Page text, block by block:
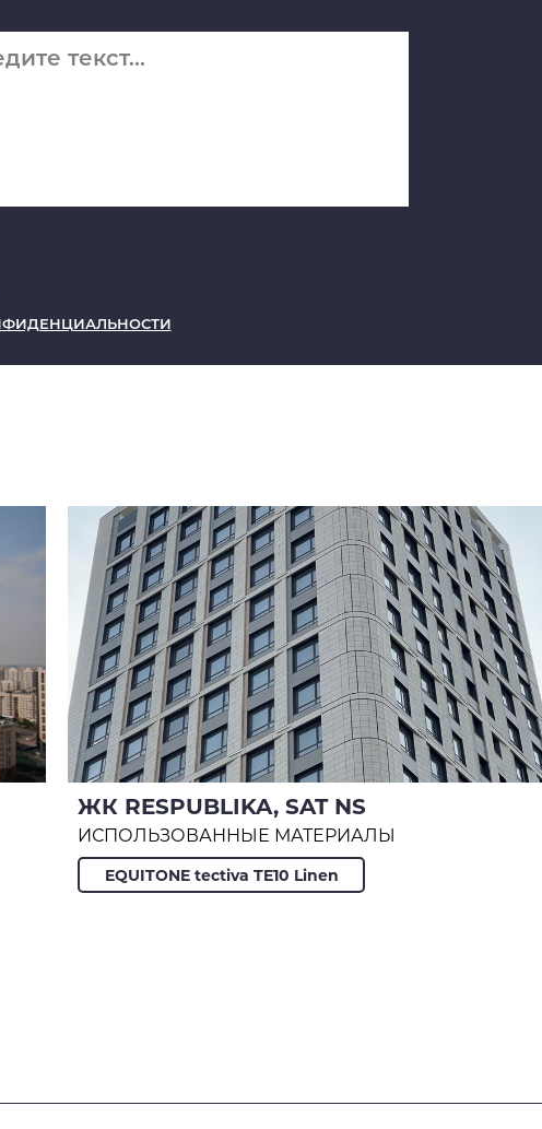
ЖК RESPUBLIKA, SAT NS
ИСПОЛЬЗОВАННЫЕ МАТЕРИАЛЫ
EQUITONE tectiva TE10 Linen
ЗАПРОС
ФОРМУ, ВЫ СОГЛАШАЕТЕСЬ С